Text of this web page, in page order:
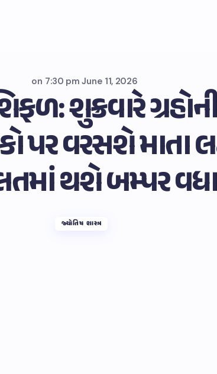
on 7:30 pm June 11, 2026
શુક્રવારે
પર વરસશે માતા
થશે બમ્પર
જ્યોતિષ શાસ્ત્ર